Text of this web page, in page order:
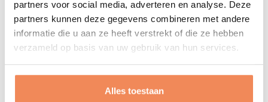
partners voor social media, adverteren en analyse. Deze
partners kunnen deze gegevens combineren met andere
informatie die u aan ze heeft verstrekt of die ze hebben
verzameld op basis van uw gebruik van hun services.
Alles toestaan
weloverwogen keuze kunt maken. Optimalisatie in je
huidige pand of green field bij nieuwbouw: de toekomst
van jouw bedrijf vraagt om een volledig en goed
doordacht ontwerp van jouw logistiek.